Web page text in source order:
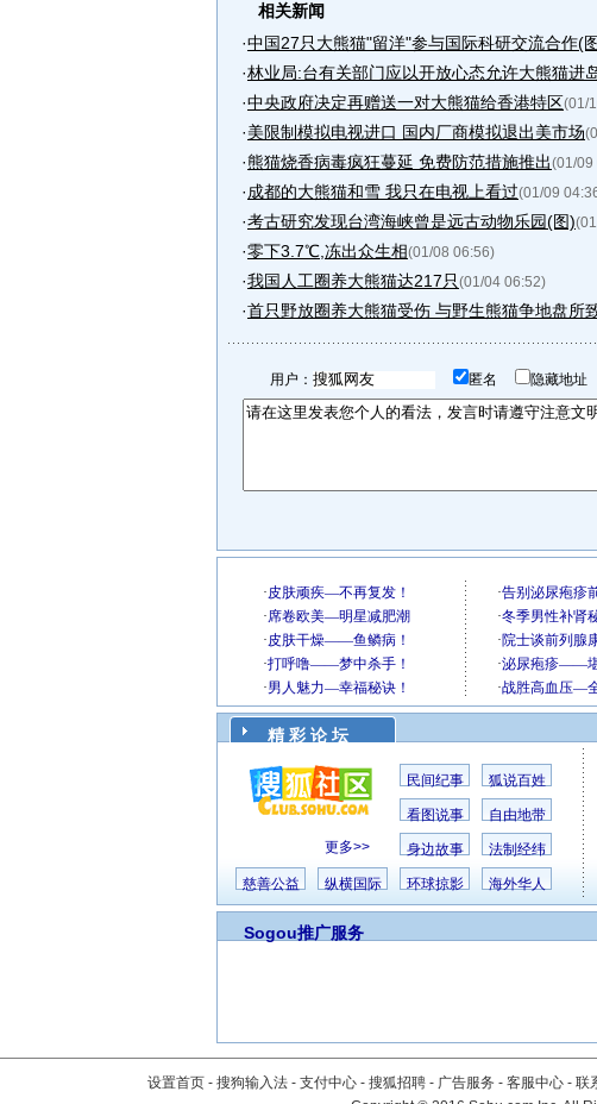
相关新闻
·中国27只大熊猫"留洋"参与国际科研交流合作(
·林业局:台有关部门应以开放心态允许大熊猫进
·中央政府决定再赠送一对大熊猫给香港特区(01/
·美限制模拟电视进口 国内厂商模拟退出美市场
·熊猫烧香病毒疯狂蔓延 免费防范措施推出(01/09
·成都的大熊猫和雪 我只在电视上看过(01/09
·考古研究发现台湾海峡曾是远古动物乐园(图)
·零下3.7℃,冻出众生相(01/08 06:56)
·我国人工圈养大熊猫达217只 (01/04 06:52)
·首只野放圈养大熊猫受伤 与野生熊猫争地盘所
用户： 匿名 隐藏地址
精 彩 论 坛
更多>>
民间纪事 狐说百姓
看图说事 自由地带
身边故事 法制经纬
慈善公益 纵横国际 环球掠影 海外华人
Sogou推广服务
设置首页 - 搜狗输入法 - 支付中心 - 搜狐招聘 - 广告服务 - 客服中心 - 联